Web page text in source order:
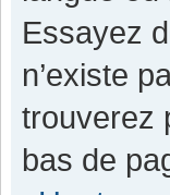
Essayez
n’existe
trouverez
bas de